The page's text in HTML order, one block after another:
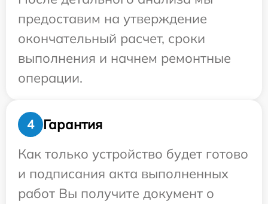
предоставим на утверждение
окончательный расчет, сроки
выполнения и начнем ремонтные
операции.
4
Гарантия
Как только устройство будет готово
и подписания акта выполненных
работ Вы получите документ о